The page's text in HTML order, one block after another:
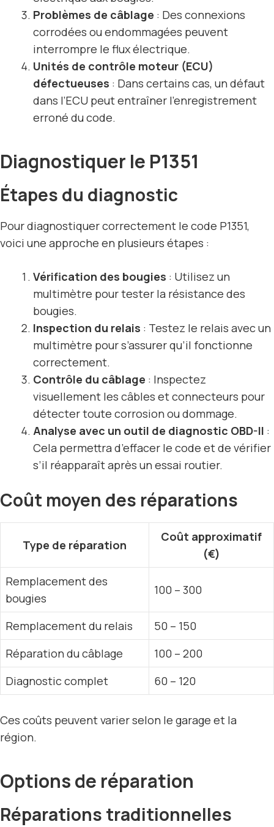
Problèmes de câblage : Des connexions
corrodées ou endommagées peuvent
interrompre le flux électrique.
Unités de contrôle moteur (ECU)
défectueuses : Dans certains cas, un défaut
dans l’ECU peut entraîner l’enregistrement
erroné du code.
Diagnostiquer le P1351
Étapes du diagnostic
Pour diagnostiquer correctement le code P1351,
voici une approche en plusieurs étapes :
Vérification des bougies : Utilisez un
multimètre pour tester la résistance des
bougies.
Inspection du relais : Testez le relais avec un
multimètre pour s’assurer qu’il fonctionne
correctement.
Contrôle du câblage : Inspectez
visuellement les câbles et connecteurs pour
détecter toute corrosion ou dommage.
Analyse avec un outil de diagnostic OBD-II :
Cela permettra d’effacer le code et de vérifier
s’il réapparaît après un essai routier.
Coût moyen des réparations
Type de réparation
Coût approximatif
(€)
Remplacement des
bougies
100 – 300
Remplacement du relais
50 – 150
Réparation du câblage
100 – 200
Diagnostic complet
60 – 120
Ces coûts peuvent varier selon le garage et la
région.
Options de réparation
Réparations traditionnelles